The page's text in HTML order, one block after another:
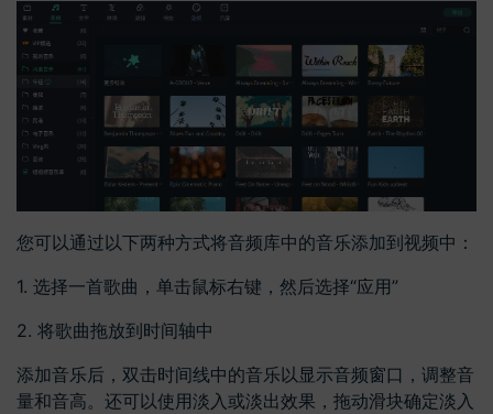
您可以通过以下两种方式将音频库中的音乐添加到视频中：
1. 选择一首歌曲，单击鼠标右键，然后选择“应用”
2. 将歌曲拖放到时间轴中
添加音乐后，双击时间线中的音乐以显示音频窗口，调整音
量和音高。还可以使用淡入或淡出效果，拖动滑块确定淡入